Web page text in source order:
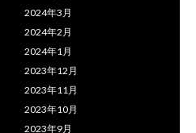
2024年3月
2024年2月
2024年1月
2023年12月
2023年11月
2023年10月
2023年9月